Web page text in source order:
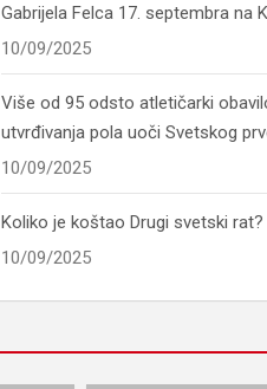
Gabrijela Felca 17. septembra na
10/09/2025
Više od 95 odsto atletičarki
utvrđivanja pola uoči Svetskog
10/09/2025
Koliko je koštao Drugi svetski rat?
10/09/2025